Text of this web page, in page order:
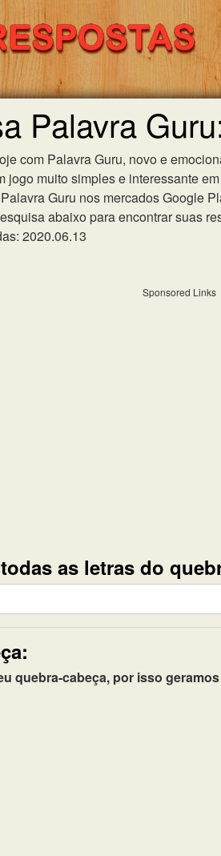
Palavra
com Palavra Guru, novo e
jogo muito simples e interessante
Guru nos mercados Google
abaixo para encontrar suas
2020.06.13
Sponsored Links
as letras do
quebra-cabeça, por isso